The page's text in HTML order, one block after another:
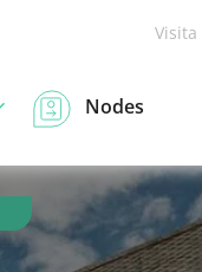
Nodes